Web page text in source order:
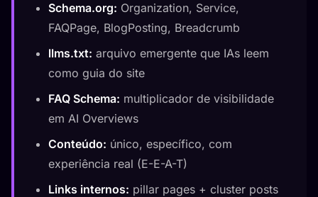
Schema.org: Organization, Service,
FAQPage, BlogPosting, Breadcrumb
llms.txt: arquivo emergente que IAs leem
como guia do site
FAQ Schema: multiplicador de visibilidade
em AI Overviews
Conteúdo: único, específico, com
experiência real (E-E-A-T)
Links internos: pillar pages + cluster posts